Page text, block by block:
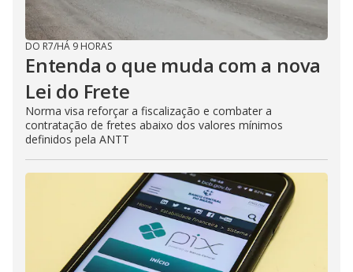
DO R7/HÁ 9 HORAS
Entenda o que muda com a nova
Lei do Frete
Norma visa reforçar a fiscalização e combater a
contratação de fretes abaixo dos valores mínimos
definidos pela ANTT